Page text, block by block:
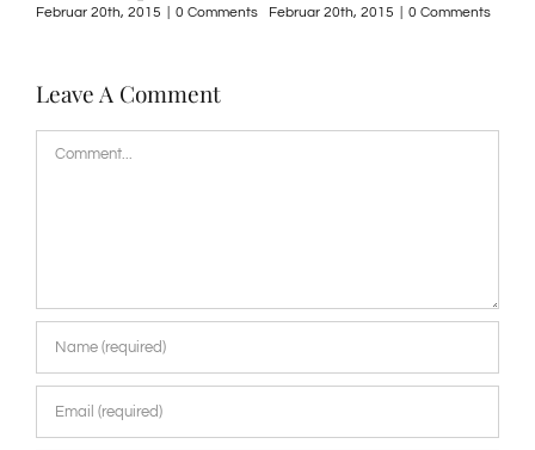
Februar 20th, 2015 0 Comments Februar 20th, 2015 0 Comments
Leave A Comment
Comment